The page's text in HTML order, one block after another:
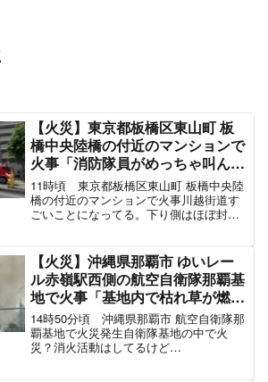
【火災】東京都板橋区東山町 板
橋中央陸橋の付近のマンションで
火事「消防隊員がめっちゃ叫んで
た、川越街道ほぼ通行止め渋滞」
5月15日
11時頃 東京都板橋区東山町 板橋中央陸
橋の付近のマンションで火事川越街道す
ごいことになってる。下り側はほぼ封鎖
#火事 pic.twitter.com/gahbr0p...
【火災】沖縄県那覇市 ゆいレー
ル赤嶺駅西側の航空自衛隊那覇基
地で火事「基地内で枯れ草が燃え
てる」#那覇 3月27日
14時50分頃 沖縄県那覇市 航空自衛隊那
覇基地で火災発生自衛隊基地の中で火
災？消火活動はしてるけど